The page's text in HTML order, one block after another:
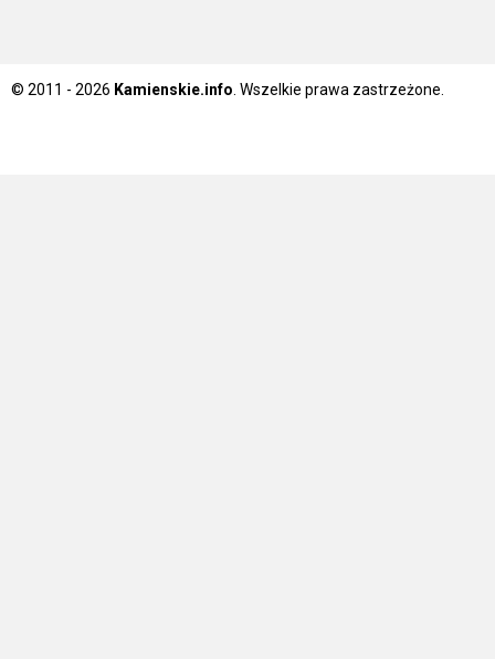
© 2011 - 2026 Kamienskie.info . Wszelkie prawa zastrzeżone.